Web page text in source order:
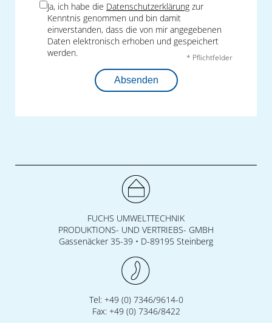
Ja, ich habe die Datenschutzerklärung zur
Kenntnis genommen und bin damit
einverstanden, dass die von mir angegebenen
Daten elektronisch erhoben und gespeichert
werden.
* Pflichtfelder
Absenden
FUCHS UMWELTTECHNIK
PRODUKTIONS- UND VERTRIEBS- GMBH
Gassenäcker 35-39 • D-89195 Steinberg
Tel: +49 (0) 7346/9614-0
Fax: +49 (0) 7346/8422